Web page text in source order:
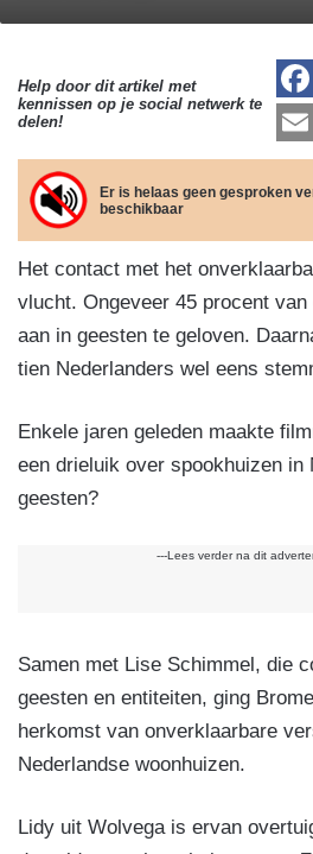
Help door dit artikel met
kennissen op je social netwerk te
delen!
Er is helaas geen gesproken
beschikbaar
Het contact met het
vlucht. Ongeveer 45 procent
aan in geesten te geloven.
tien Nederlanders wel eens
Enkele jaren geleden maakte
een drieluik over spookhuizen in
geesten?
---Lees verder na dit
Samen met Lise Schimmel, die
geesten en entiteiten, ging
herkomst van onverklaarbare
Nederlandse woonhuizen.
Lidy uit Wolvega is ervan